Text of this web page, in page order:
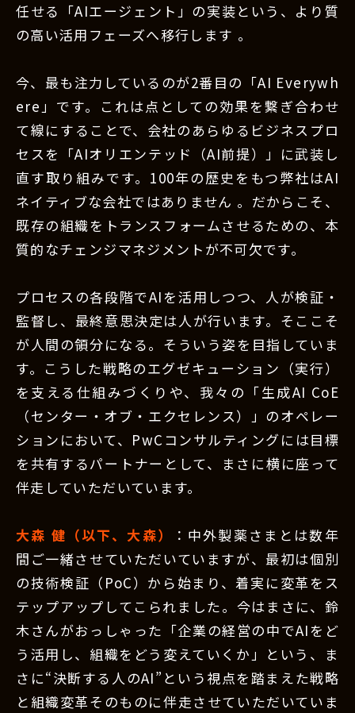
任せる「AIエージェント」の実装という、より質
の高い活用フェーズへ移行します 。
今、最も注力しているのが2番目の「AI Everywh
ere」です。これは点としての効果を繋ぎ合わせ
て線にすることで、会社のあらゆるビジネスプロ
セスを「AIオリエンテッド（AI前提）」に武装し
直す取り組みです。100年の歴史をもつ弊社はAI
ネイティブな会社ではありません 。だからこそ、
既存の組織をトランスフォームさせるための、本
質的なチェンジマネジメントが不可欠です。
プロセスの各段階でAIを活用しつつ、人が検証・
監督し、最終意思決定は人が行います。そここそ
が人間の領分になる。そういう姿を目指していま
す。こうした戦略のエグゼキューション（実行）
を支える仕組みづくりや、我々の「生成AI CoE
（センター・オブ・エクセレンス）」のオペレー
ションにおいて、PwCコンサルティングには目標
を共有するパートナーとして、まさに横に座って
伴走していただいています。
大森 健（以下、大森）
：中外製薬さまとは数年
間ご一緒させていただいていますが、最初は個別
の技術検証（PoC）から始まり、着実に変革をス
テップアップしてこられました。今はまさに、鈴
木さんがおっしゃった「企業の経営の中でAIをど
う活用し、組織をどう変えていくか」という、ま
さに“決断する人のAI”という視点を踏まえた戦略
と組織変革そのものに伴走させていただいていま